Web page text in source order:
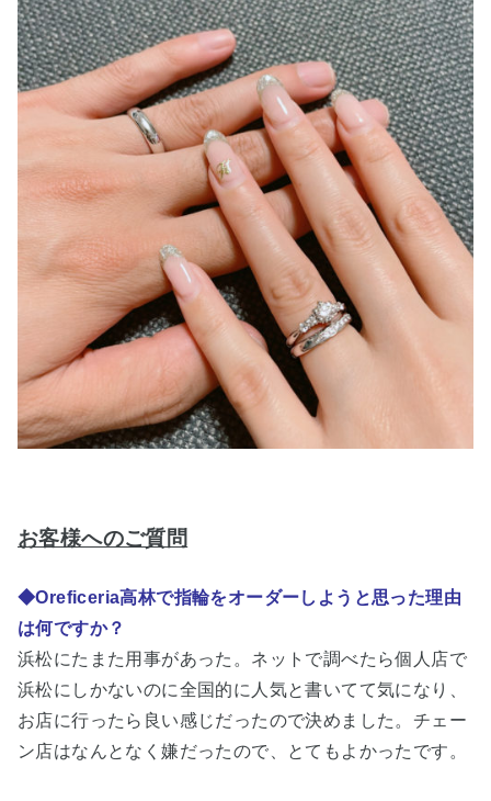
お客様へのご質問
◆Oreficeria高林で指輪をオーダーしようと思った理由
は何ですか？
浜松にたまた用事があった。ネットで調べたら個人店で
浜松にしかないのに全国的に人気と書いてて気になり、
お店に行ったら良い感じだったので決めました。チェー
ン店はなんとなく嫌だったので、とてもよかったです。